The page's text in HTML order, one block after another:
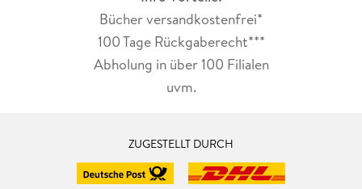
Bücher versandkostenfrei*
100 Tage Rückgaberecht***
Abholung in über 100 Filialen
uvm.
ZUGESTELLT DURCH